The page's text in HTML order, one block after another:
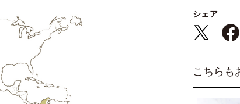
シェア
こちらも